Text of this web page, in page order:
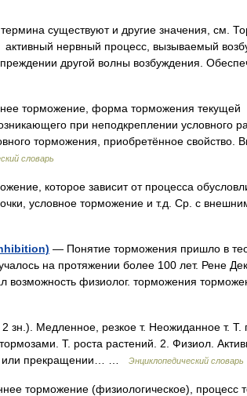
существуют и другие значения, см.
нервный процесс, вызываемый
другой волны возбуждения.
торможение, форма торможения текущей
при неподкреплении условного
торможения, приобретённое свойство.
словарь
которое зависит от процесса
условное торможение и т.д. Ср. с
— Понятие торможения пришло в
на протяжении более 100 лет. Рене
возможность физиолог. торможения
зн.). Медленное, резкое т. Неожиданное т.
Т. роста растений. 2. Физиол.
или прекращении… …
Энциклопедический словарь
(физиологическое), процесс